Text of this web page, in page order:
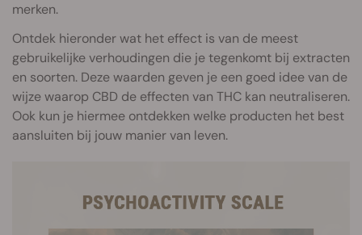
merken.
Ontdek hieronder wat het effect is van de meest
gebruikelijke verhoudingen die je tegenkomt bij extracten
en soorten. Deze waarden geven je een goed idee van de
wijze waarop CBD de effecten van THC kan neutraliseren.
Ook kun je hiermee ontdekken welke producten het best
aansluiten bij jouw manier van leven.